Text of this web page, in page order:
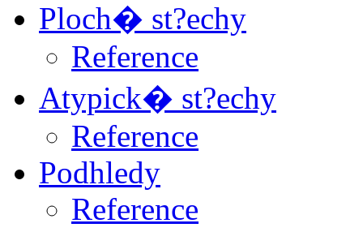
Ploch� st?echy
Reference
Atypick� st?echy
Reference
Podhledy
Reference